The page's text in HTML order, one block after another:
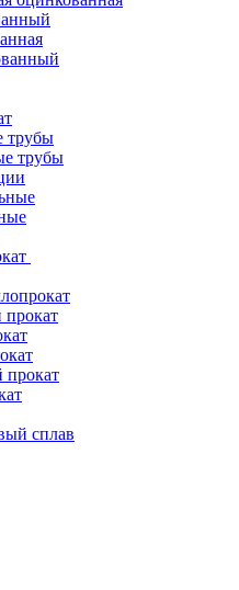
трубы
трубы
сплав